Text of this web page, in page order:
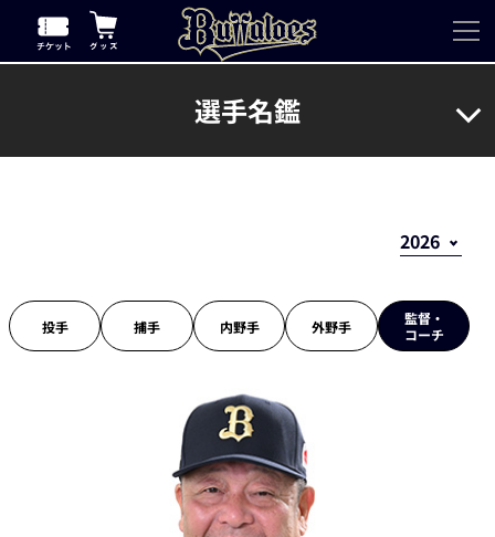
選手名鑑
投手 捕手 内野手 外野手
監督・
コーチ